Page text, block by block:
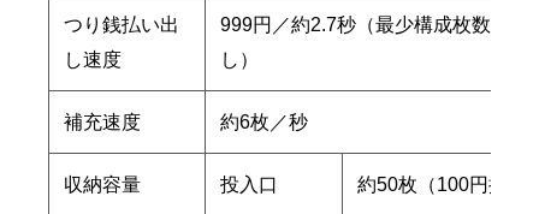
つり銭払い出
し速度
999円／約2.7秒（最少構成枚数かつ
し）
補充速度 約6枚／秒
収納容量 投入口 約50枚（100円換算